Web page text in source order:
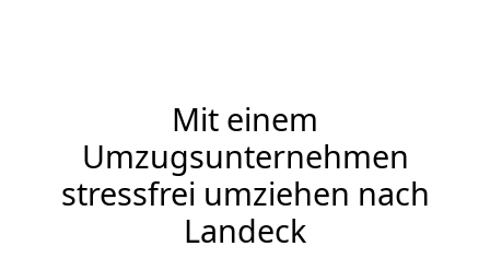
Mit einem
Umzugsunternehmen
stressfrei umziehen nach
Landeck